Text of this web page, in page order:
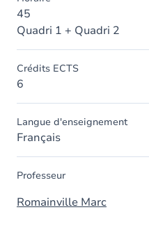
45
Quadri 1 + Quadri 2
Crédits ECTS
6
Langue d'enseignement
Français
Professeur
Romainville Marc